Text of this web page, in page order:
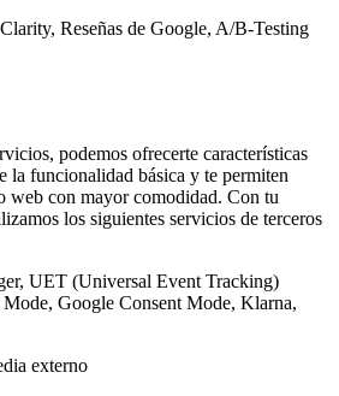
Reseñas de Google, A/B-Testing
podemos ofrecerte características
la funcionalidad básica y te permiten
web con mayor comodidad. Con tu
los siguientes servicios de terceros
UET (Universal Event Tracking)
Google Consent Mode, Klarna,
externo